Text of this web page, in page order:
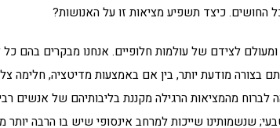
החושים. כיצד תשפיע מציאות זו על האנושות?
לצידם של עולמות חלופיים. אנחנו מבקרים בהם כל
בצורה מודעת יותר, בין אם באמצעות מדיטציה, חלימה
לברוח מהמציאות הרגילה מקננת בליבותיהם של אנשים
שנשמותינו שייכות למרחב אינסופי שיש בו הרבה